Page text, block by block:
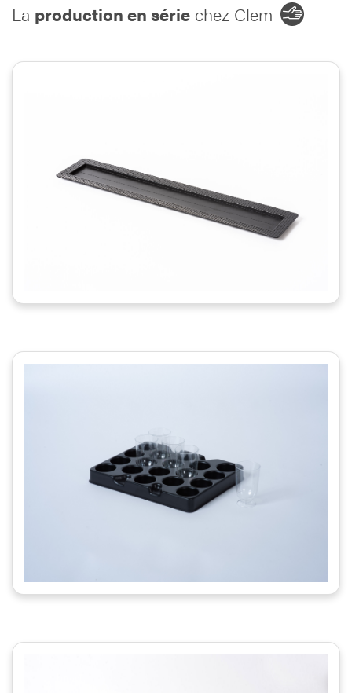
La production en série chez Clem